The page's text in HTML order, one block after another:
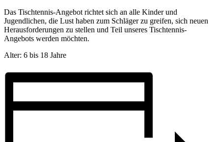
Das Tischtennis-Angebot richtet sich an alle Kinder und
Jugendlichen, die Lust haben zum Schläger zu greifen, sich neuen
Herausforderungen zu stellen und Teil unseres Tischtennis-
Angebots werden möchten.
Alter: 6 bis 18 Jahre